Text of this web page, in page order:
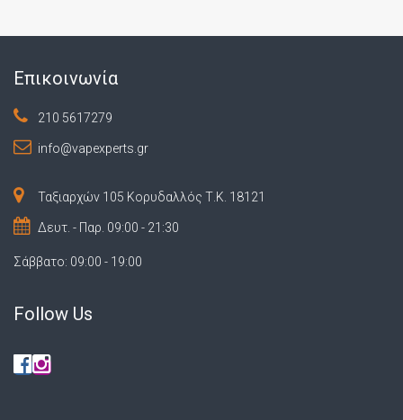
Επικοινωνία
210 5617279
info@vapexperts.gr
Ταξιαρχών 105 Κορυδαλλός Τ.Κ. 18121
Δευτ. - Παρ. 09:00 - 21:30
Σάββατο: 09:00 - 19:00
Follow Us